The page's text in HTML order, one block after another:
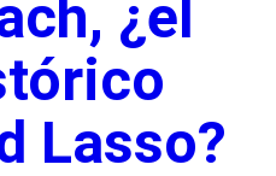
¿el
Lasso?